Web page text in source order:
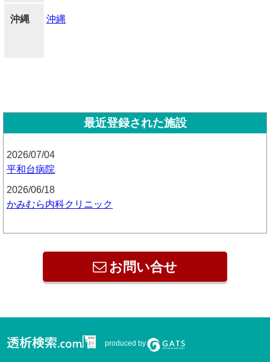
沖縄 沖縄
最近登録された施設
2026/07/04
平和台病院
2026/06/18
かみむら内科クリニック
お問い合せ
produced by